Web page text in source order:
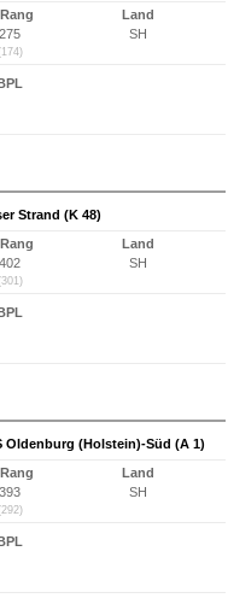
275
Land
SH
Strand (K 48)
402
Land
SH
Oldenburg (Holstein)-Süd (A 1)
393
Land
SH